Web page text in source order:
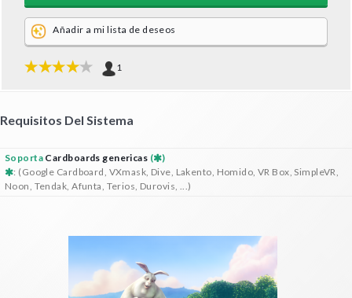
Añadir a mi lista de deseos
1
Requisitos Del Sistema
Soporta Cardboards genericas (
)
: (Google Cardboard, VXmask, Dive, Lakento, Homido, VR Box, SimpleVR,
Noon, Tendak, Afunta, Terios, Durovis, ...)